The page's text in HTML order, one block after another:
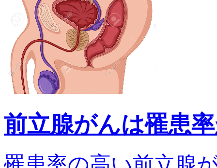
前立腺がんは罹患